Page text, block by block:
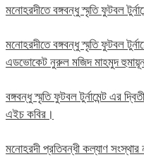
মনোহরদীতে বঙ্গবন্ধু স্মৃতি ফুটবল
মনোহরদীতে বঙ্গবন্ধু স্মৃতি ফুটবল
এডভোকেট নুরুল মজিদ মাহমুদ
বঙ্গবন্ধু স্মৃতি ফুটবল টুর্নামেন্ট এর
এইচ কবির।
মনোহরদী প্রতিবন্ধী কল্যাণ সংস্থার